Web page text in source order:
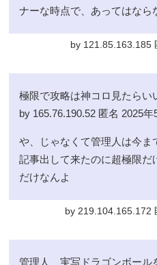
ナーな時点で、あってはなら
by 121.85.163.185
極限で攻略は神コロ見たらい
by 165.76.190.52 匿名 2025年
や、じゃなくて管理人は今ま
記事出して来たのに超極限だ
だけなんよ
by 219.104.165.172
管理人 実写ドラゴンボール